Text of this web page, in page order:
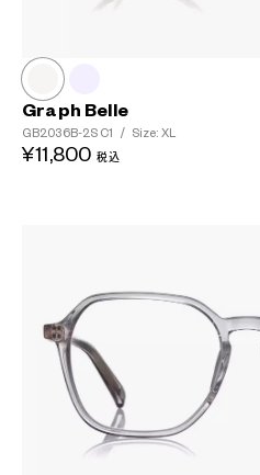
Graph Belle
GB2036B-2S C1 / Size: XL
¥11,800 税込